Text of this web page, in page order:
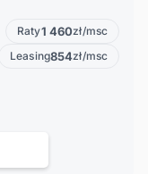
Raty1 460zł/msc
Leasing854zł/msc